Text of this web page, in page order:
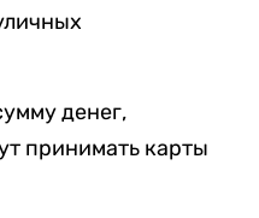
денег,
принимать карты